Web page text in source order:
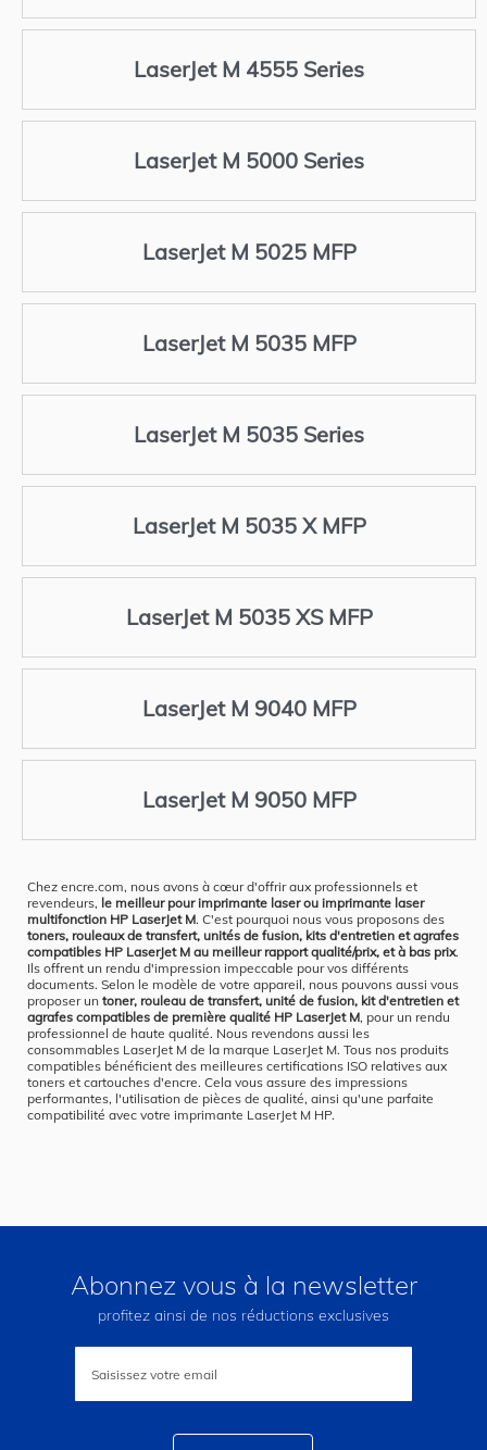
LaserJet M 4555 Series
LaserJet M 5000 Series
LaserJet M 5025 MFP
LaserJet M 5035 MFP
LaserJet M 5035 Series
LaserJet M 5035 X MFP
LaserJet M 5035 XS MFP
LaserJet M 9040 MFP
LaserJet M 9050 MFP
Chez encre.com, nous avons à cœur d'offrir aux professionnels et
revendeurs, le meilleur pour imprimante laser ou imprimante laser
multifonction HP LaserJet M. C'est pourquoi nous vous proposons des
toners, rouleaux de transfert, unités de fusion, kits d'entretien et agrafes
compatibles HP LaserJet M au meilleur rapport qualité/prix, et à bas prix.
Ils offrent un rendu d'impression impeccable pour vos différents
documents. Selon le modèle de votre appareil, nous pouvons aussi vous
proposer un toner, rouleau de transfert, unité de fusion, kit d'entretien et
agrafes compatibles de première qualité HP LaserJet M, pour un rendu
professionnel de haute qualité. Nous revendons aussi les
consommables LaserJet M de la marque LaserJet M. Tous nos produits
compatibles bénéficient des meilleures certifications ISO relatives aux
toners et cartouches d'encre. Cela vous assure des impressions
performantes, l'utilisation de pièces de qualité, ainsi qu'une parfaite
compatibilité avec votre imprimante LaserJet M HP.
Abonnez vous à la newsletter
profitez ainsi de nos réductions exclusives
lettre